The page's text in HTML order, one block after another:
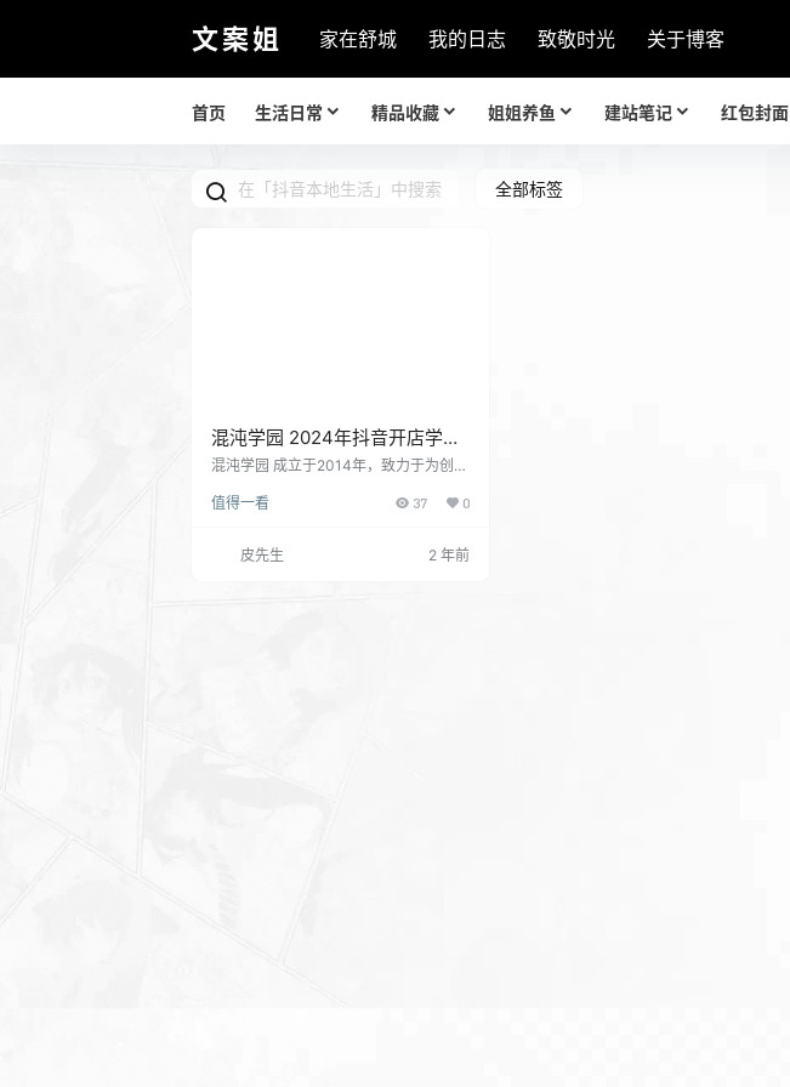
文案姐 家在舒城 我的日志 致敬时光 关于博客
首页 生活日常 精品收藏 姐姐养鱼 建站笔记 红包封面
全部标签
混沌学园 2024年抖音开店学习
资料 抖音本地生活专讲
混沌学园 成立于2014年，致力于为创新
授亲自打磨创新学科，同时邀请中国及
独特的思维模型+刻意练习学习方法，开
创了互联网时代的创新教育。 混沌学园
值得一看 37 0
皮先生 2 年前